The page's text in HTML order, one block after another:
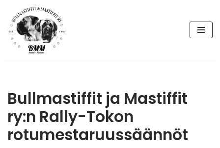
Siirry
suoraan
sisältöön
Bullmastiffit ja Mastiffit
ry:n Rally-Tokon
rotumestaruussäännöt